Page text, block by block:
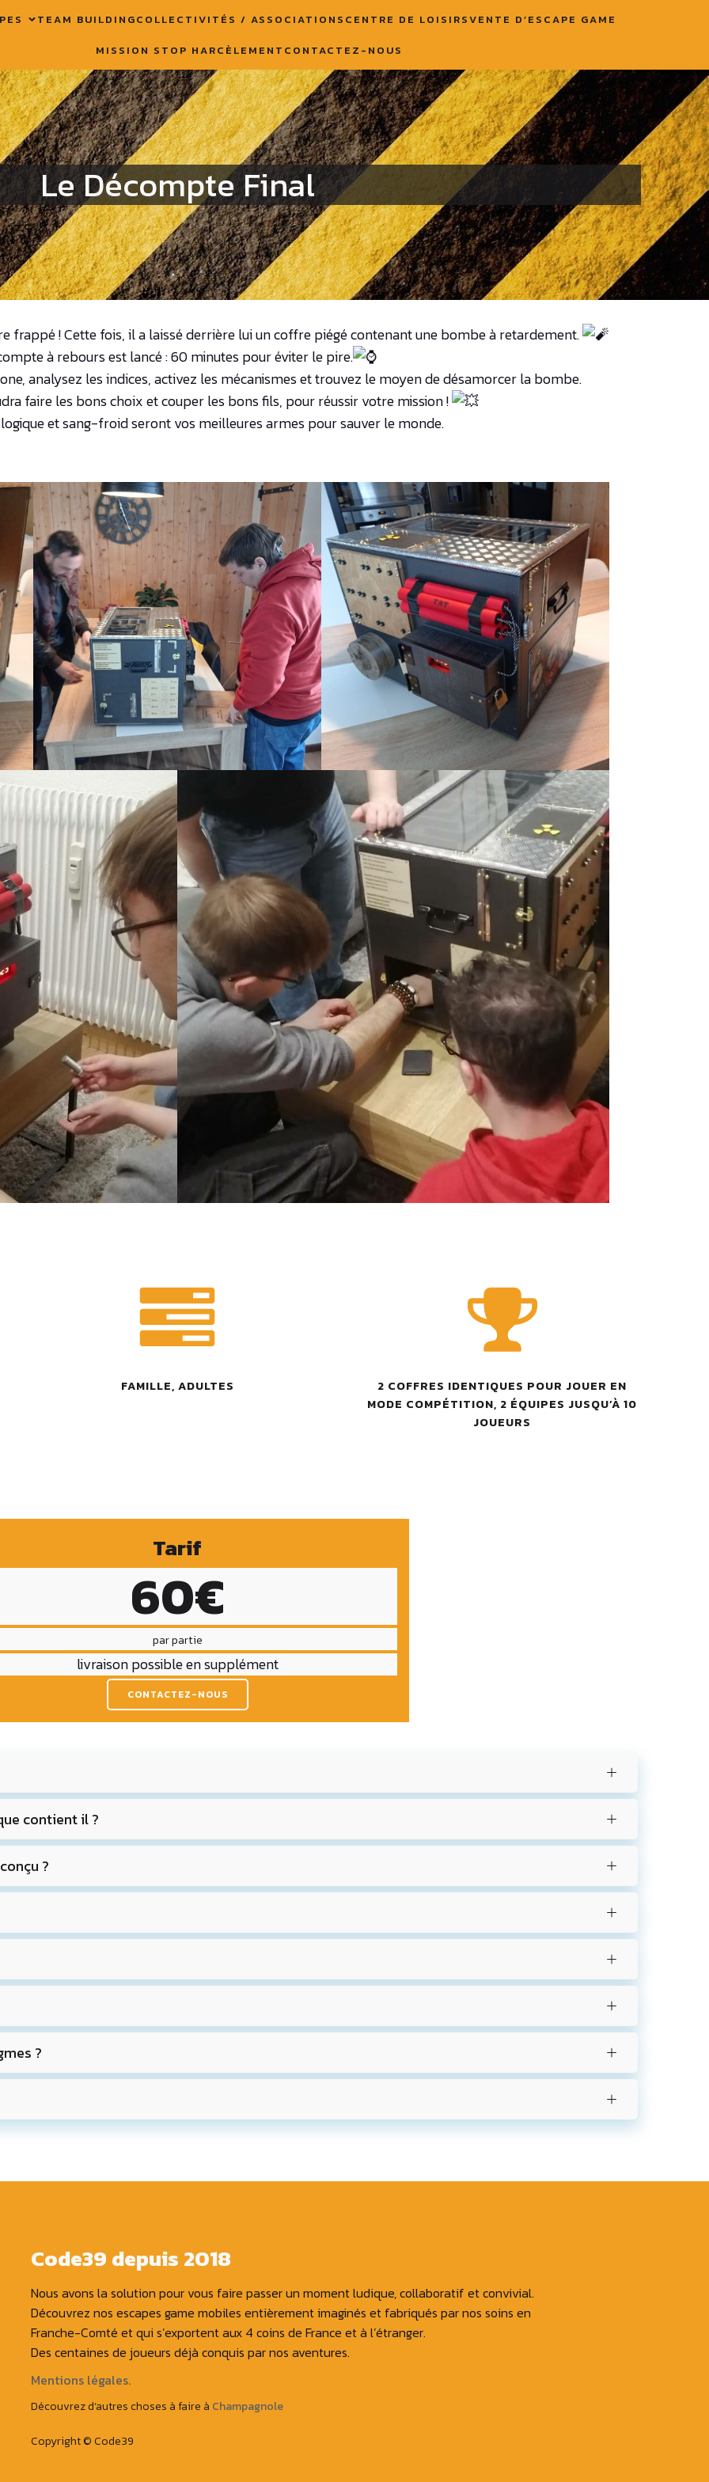
TEAM BUILDINGCOLLECTIVITÉS / ASSOCIATIONS CENTRE DE LOISIRSVENTE D’ESCAPE GAME
MISSION STOP HARCÈLEMENT CONTACTEZ-NOUS
Le Décompte Final
frappé ! Cette fois, il a laissé derrière lui un coffre piégé contenant une bombe à retardement.
à rebours est lancé : 60 minutes pour éviter le pire.
analysez les indices, activez les mécanismes et trouvez le moyen de désamorcer la bombe.
faire les bons choix et couper les bons fils, pour réussir votre mission !
et sang-froid seront vos meilleures armes pour sauver le monde.
FAMILLE, ADULTES
2 COFFRES IDENTIQUES POUR JOUER EN
MODE COMPÉTITION, 2 ÉQUIPES JUSQU’À 10
JOUEURS
Tarif
60€
par partie
livraison possible en supplément
CONTACTEZ-NOUS
contient il ?
?
?
Code39 depuis 2018
Nous avons la solution pour vous faire passer un moment ludique, collaboratif et convivial.
Découvrez nos escapes game mobiles entièrement imaginés et fabriqués par nos soins en
Franche-Comté et qui s’exportent aux 4 coins de France et à l’étranger.
Des centaines de joueurs déjà conquis par nos aventures.
Mentions légales.
Découvrez d’autres choses à faire à Champagnole
Copyright © Code39